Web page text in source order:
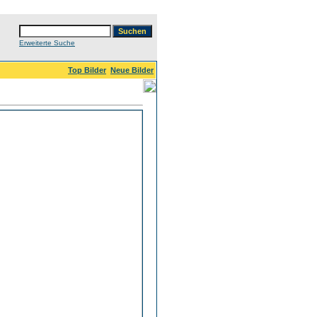
Erweiterte Suche
Top Bilder Neue Bilder